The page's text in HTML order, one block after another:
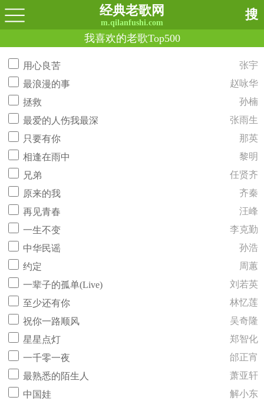
经典老歌网
m.qilanfushi.com
搜
我喜欢的老歌Top500
用心良苦
张宇
最浪漫的事
赵咏华
拯救
孙楠
最爱的人伤我最深
张雨生
只要有你
那英
相逢在雨中
黎明
兄弟
任贤齐
原来的我
齐秦
再见青春
汪峰
一生不变
李克勤
中华民谣
孙浩
约定
周蕙
一辈子的孤单(Live)
刘若英
至少还有你
林忆莲
祝你一路顺风
吴奇隆
星星点灯
郑智化
一千零一夜
邰正宵
最熟悉的陌生人
萧亚轩
中国娃
解小东